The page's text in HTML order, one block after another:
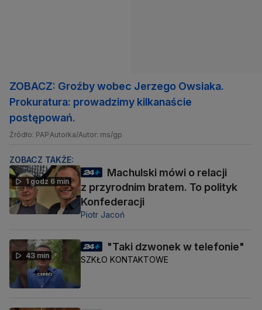
ZOBACZ: Groźby wobec Jerzego Owsiaka.
Prokuratura: prowadzimy kilkanaście
postępowań.
Źródło: PAPAutorka/Autor: ms/gp
ZOBACZ TAKŻE:
1 godz 6 min
Machulski mówi o relacji
z przyrodnim bratem. To polityk
Konfederacji
Piotr Jacoń
43 min
"Taki dzwonek w telefonie"
SZKŁO KONTAKTOWE